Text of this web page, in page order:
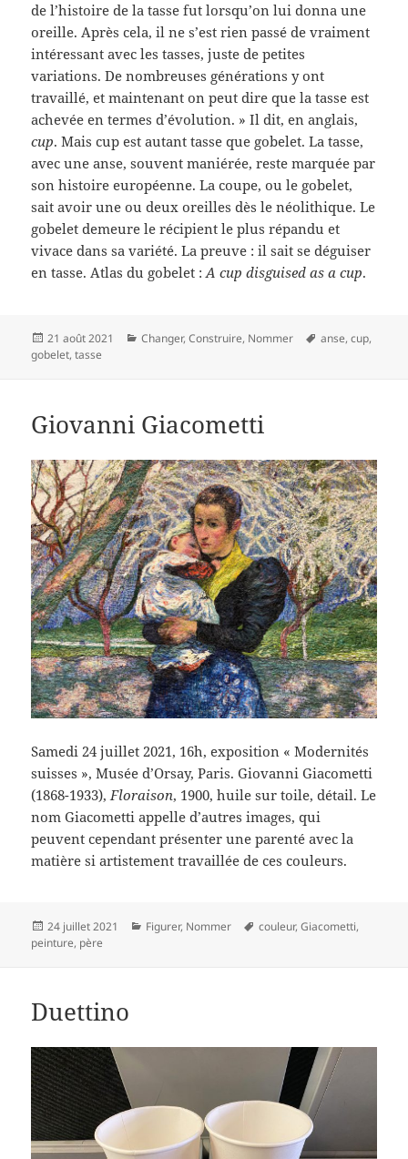
de l’histoire de la tasse fut lorsqu’on lui donna une
oreille. Après cela, il ne s’est rien passé de vraiment
intéressant avec les tasses, juste de petites
variations. De nombreuses générations y ont
travaillé, et maintenant on peut dire que la tasse est
achevée en termes d’évolution. » Il dit, en anglais,
cup. Mais cup est autant tasse que gobelet. La tasse,
avec une anse, souvent maniérée, reste marquée par
son histoire européenne. La coupe, ou le gobelet,
sait avoir une ou deux oreilles dès le néolithique. Le
gobelet demeure le récipient le plus répandu et
vivace dans sa variété. La preuve : il sait se déguiser
en tasse. Atlas du gobelet :A cup disguised as a cup.
Publié
le
21 août 2021 Catégories
Changer,Construire, Nommer
Mots-
anse,cup,
gobelet,tasse
Giovanni Giacometti
Samedi 24 juillet 2021, 16h, exposition « Modernités
suisses », Musée d’Orsay, Paris. Giovanni Giacometti
(1868-1933), Floraison, 1900, huile sur toile, détail. Le
nom Giacometti appelle d’autres images, qui
peuvent cependant présenter une parenté avec la
matière si artistement travaillée de ces couleurs.
Publié
le
24 juillet 2021 Catégories
Figurer, Nommer
Mots-
couleur,Giacometti,
peinture, père
Duettino